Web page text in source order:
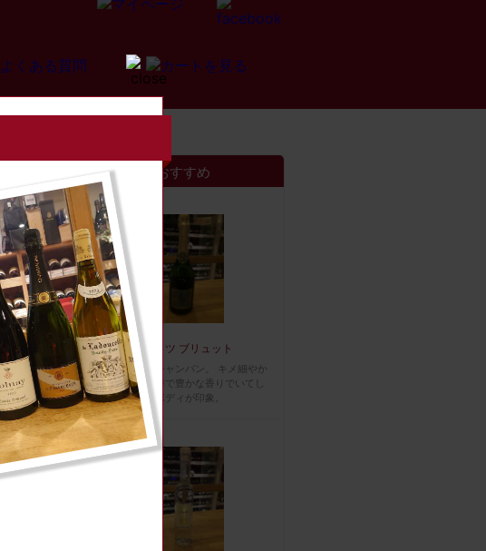
おすすめ
ドゥッツ ブリュット
マドンナ愛飲シャンパン。 キメ細やか
な泡立ち、芳醇で豊かな香りでいてし
っかりとしたボディが印象。